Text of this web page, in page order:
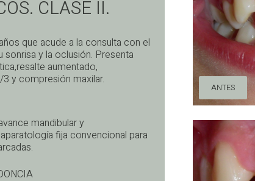
CLASE II.
que acude a la consulta con el
sonrisa y la oclusión. Presenta
aumentado,
y compresión maxilar.
mandibular y
fija convencional para
ANTES